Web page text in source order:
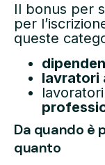
Il bonus per
per
queste
lavratori
Da quando è
quanto